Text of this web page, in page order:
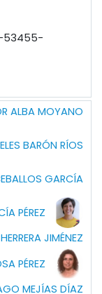
53455-